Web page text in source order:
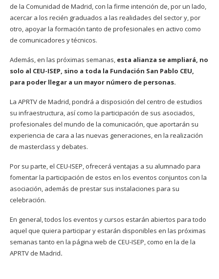
de la Comunidad de Madrid, con la firme intención de, por un lado,
acercar a los recién graduados a las realidades del sector y, por
otro, apoyar la formación tanto de profesionales en activo como
de comunicadores y técnicos.
Además, en las próximas semanas, esta alianza se ampliará, no
solo al CEU-ISEP, sino a toda la Fundación San Pablo CEU,
para poder llegar a un mayor número de personas.
La APRTV de Madrid, pondrá a disposición del centro de estudios
su infraestructura, así como la participación de sus asociados,
profesionales del mundo de la comunicación, que aportarán su
experiencia de cara a las nuevas generaciones, en la realización
de masterclass y debates.
Por su parte, el CEU-ISEP, ofrecerá ventajas a su alumnado para
fomentar la participación de estos en los eventos conjuntos con la
asociación, además de prestar sus instalaciones para su
celebración.
En general, todos los eventos y cursos estarán abiertos para todo
aquel que quiera participar y estarán disponibles en las próximas
semanas tanto en la página web de CEU-ISEP, como en la de la
APRTV de Madrid.